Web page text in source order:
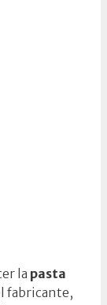
la pasta
fabricante,